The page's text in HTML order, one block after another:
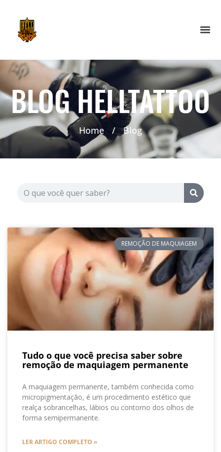
BLOG HELLTATTOO
Home / Blog
REMOÇÃO DE MAQUIAGEM
Tudo o que você precisa saber sobre
remoção de maquiagem permanente
A maquiagem permanente, também conhecida como
micropigmentação, é um procedimento estético que
realça sobrancelhas, lábios ou contorno dos olhos de
forma semipermanente.
LER ARTIGO COMPLETO »